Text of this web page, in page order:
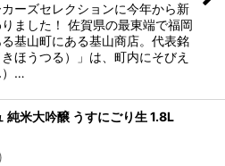
ーズセレクションに今年から新
ました！ 佐賀県の最東端で福岡
基山町にある基山商店。代表銘
ほうつる）」は、町内にそびえ
）…
純米大吟醸 うすにごり生 1.8L
)